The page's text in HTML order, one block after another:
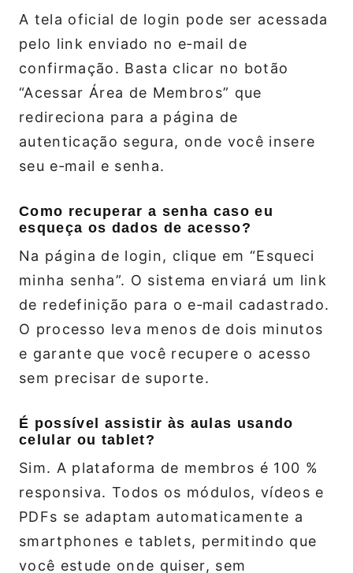
A tela oficial de login pode ser acessada
pelo link enviado no e‑mail de
confirmação. Basta clicar no botão
“Acessar Área de Membros” que
redireciona para a página de
autenticação segura, onde você insere
seu e‑mail e senha.
Como recuperar a senha caso eu
esqueça os dados de acesso?
Na página de login, clique em “Esqueci
minha senha”. O sistema enviará um link
de redefinição para o e‑mail cadastrado.
O processo leva menos de dois minutos
e garante que você recupere o acesso
sem precisar de suporte.
É possível assistir às aulas usando
celular ou tablet?
Sim. A plataforma de membros é 100 %
responsiva. Todos os módulos, vídeos e
PDFs se adaptam automaticamente a
smartphones e tablets, permitindo que
você estude onde quiser, sem